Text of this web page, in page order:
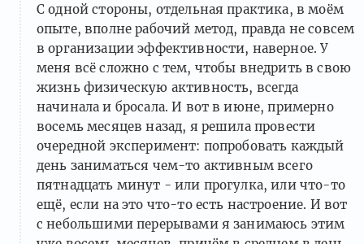
С одной стороны, отдельная практика, в моём
опыте, вполне рабочий метод, правда не совсем
в организации эффективности, наверное. У
меня всё сложно с тем, чтобы внедрить в свою
жизнь физическую активность, всегда
начинала и бросала. И вот в июне, примерно
восемь месяцев назад, я решила провести
очередной эксперимент: попробовать каждый
день заниматься чем-то активным всего
пятнадцать минут - или прогулка, или что-то
ещё, если на это что-то есть настроение. И вот
с небольшими перерывами я занимаюсь этим